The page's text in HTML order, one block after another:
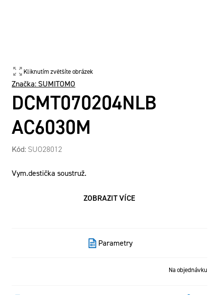
Kliknutím zvětšíte obrázek
DCMT070204NLB
AC6030M
Značka: SUMITOMO
Kód: SUO28012
Vym.destička soustruž.
ZOBRAZIT VÍCE
Na objednávku
Parametry